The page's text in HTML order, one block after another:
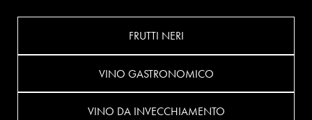
FRUTTI NERI
VINO GASTRONOMICO
VINO DA INVECCHIAMENTO